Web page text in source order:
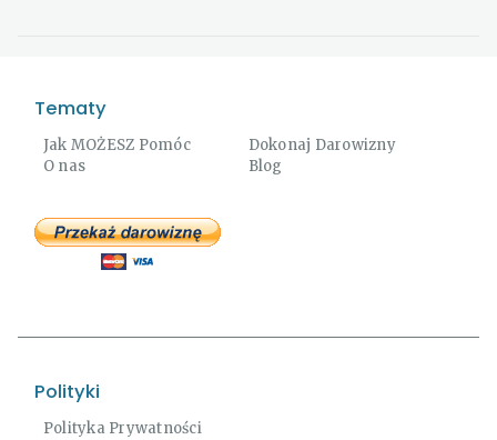
Tematy
Jak MOŻESZ Pomóc
Dokonaj Darowizny
O nas
Blog
Polityki
Polityka Prywatności